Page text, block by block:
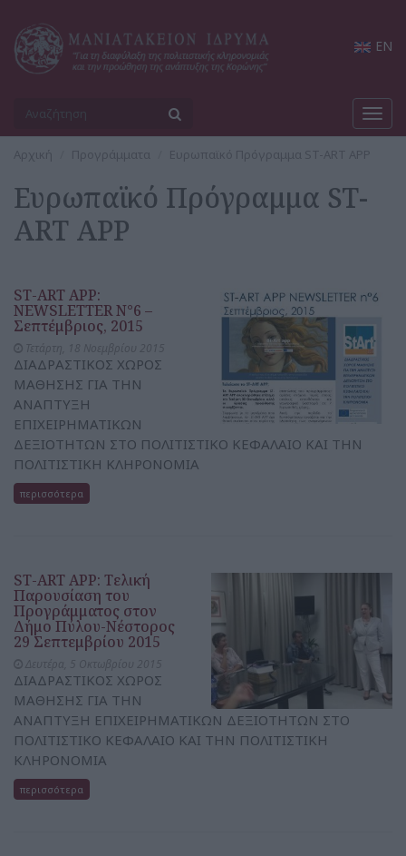
EN
Αρχική Προγράμματα Ευρωπαϊκό Πρόγραμμα ST-ART APP
Ευρωπαϊκό Πρόγραμμα ST-
ART APP
ST-ART APP:
NEWSLETTER N°6 –
Σεπτέμβριος, 2015
ΔΙΑΔΡΑΣΤΙΚΟΣ ΧΩΡΟΣ
ΜΑΘΗΣΗΣ ΓΙΑ ΤΗΝ
ΑΝΑΠΤΥΞΗ
ΕΠΙΧΕΙΡΗΜΑΤΙΚΩΝ
ΔΕΞΙΟΤΗΤΩΝ ΣΤΟ ΠΟΛΙΤΙΣΤΙΚΟ ΚΕΦΑΛΑΙΟ ΚΑΙ ΤΗΝ
ΠΟΛΙΤΙΣΤΙΚΗ ΚΛΗΡΟΝΟΜΙΑ
περισσότερα
ST-ART APP: Τελική
Παρουσίαση του
Προγράμματος στον
Δήμο Πύλου-Νέστορος
29 Σεπτεμβρίου 2015
ΔΙΑΔΡΑΣΤΙΚΟΣ ΧΩΡΟΣ
ΜΑΘΗΣΗΣ ΓΙΑ ΤΗΝ
ΑΝΑΠΤΥΞΗ ΕΠΙΧΕΙΡΗΜΑΤΙΚΩΝ ΔΕΞΙΟΤΗΤΩΝ ΣΤΟ
ΠΟΛΙΤΙΣΤΙΚΟ ΚΕΦΑΛΑΙΟ ΚΑΙ ΤΗΝ ΠΟΛΙΤΙΣΤΙΚΗ
ΚΛΗΡΟΝΟΜΙΑ
περισσότερα